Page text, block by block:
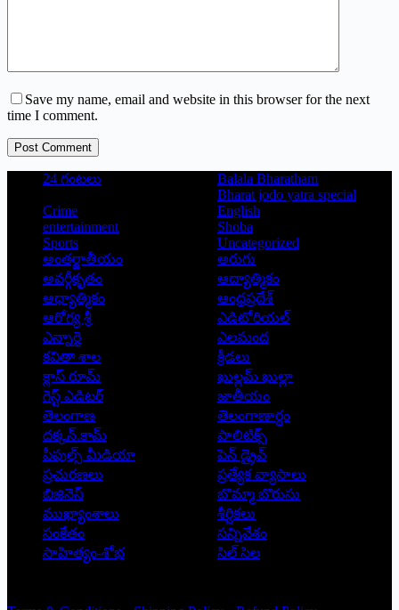
Save my name, email and website in this browser for the next
time I comment.
Post Comment
24 గంటలు
Balala Bharatham
Bharat jodo yatra special
Crime
English
entertainment
Shoba
Sports
Uncategorized
అంతర్జాతీయం
అరుగు
అవర్గీకృతం
ఆద్యాత్మికం
ఆధ్యాత్మికం
ఆంధ్రప్రదేశ్
ఆరోగ్య శ్రీ
ఎడిటోరియల్
ఎన్నారై
ఎలమంద
కవితా శాల
క్రీడలు
క్లాస్ రూమ్
ఖుల్లమ్ ఖుల్లా
గెస్ట్ ఎడిటర్
జాతీయం
తెలంగాణ
తెలంగాణార్థం
దక్కన్.కామ్
పాలిటిక్స్
పీపుల్స్ ‌మీడియా
పెన్ డ్రైవ్
ప్రచురణలు
ప్రత్యేక వ్యాసాలు
బిజినెస్
బొమ్మా బొరుసు
ముఖ్యాంశాలు
శీర్షికలు
సంకేతం
సన్నివేశం
సాహిత్యం-శోభ
సిల్ సిల